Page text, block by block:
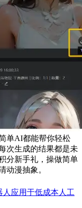
单AI都能帮你轻松
次生成的结果都是未
分新手礼，操做简单
动漫抽象。
应用于低成本人工